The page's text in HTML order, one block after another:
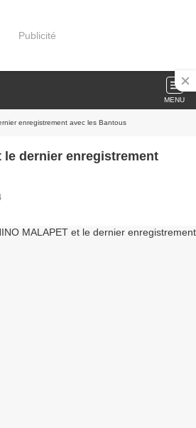
Publicité
MENU
enregistrement avec les Bantous
le dernier enregistrement